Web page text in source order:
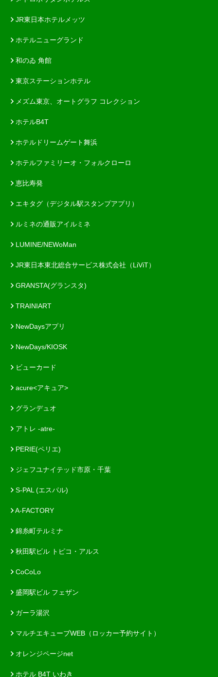
JR東日本ホテルメッツ
ホテルニューグランド
和のゐ 角館
東京ステーションホテル
メズム東京、オートグラフ コレクション
ホテルB4T
ホテルドリームゲート舞浜
ホテルファミリーオ・フォルクローロ
恵比寿発
エキタグ（デジタル駅スタンプアプリ）
ルミネの通販アイルミネ
LUMINE/NEWoMan
JR東日本東北総合サービス株式会社（LiViT）
GRANSTA(グランスタ)
TRAINIART
NewDaysアプリ
NewDays/KIOSK
ビューカード
acure<アキュア>
グランデュオ
アトレ -atre-
PERIE(ペリエ)
ジェフユナイテッド市原・千葉
S-PAL (エスパル)
A-FACTORY
錦糸町テルミナ
秋田駅ビル トピコ・アルス
CoCoLo
盛岡駅ビル フェザン
ガーラ湯沢
マルチエキューブWEB（ロッカー予約サイト）
オレンジページnet
ホテル B4T いわき